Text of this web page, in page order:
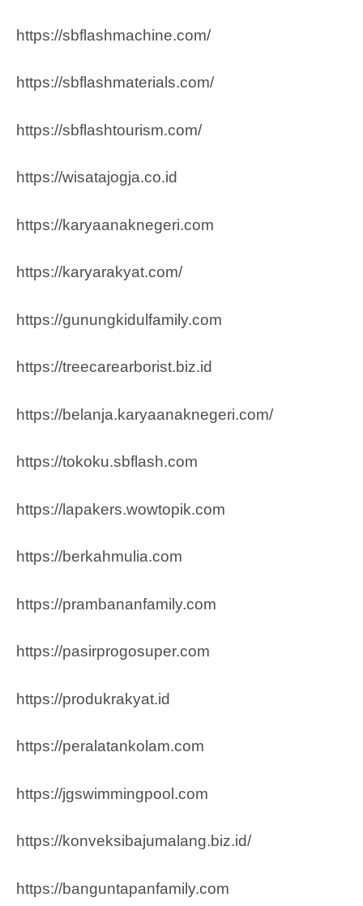
https://sbflashmachine.com/
https://sbflashmaterials.com/
https://sbflashtourism.com/
https://wisatajogja.co.id
https://karyaanaknegeri.com
https://karyarakyat.com/
https://gunungkidulfamily.com
https://treecarearborist.biz.id
https://belanja.karyaanaknegeri.com/
https://tokoku.sbflash.com
https://lapakers.wowtopik.com
https://berkahmulia.com
https://prambananfamily.com
https://pasirprogosuper.com
https://produkrakyat.id
https://peralatankolam.com
https://jgswimmingpool.com
https://konveksibajumalang.biz.id/
https://banguntapanfamily.com